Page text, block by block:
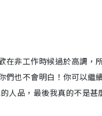
在非工作時候過於高調，
們也不會明白！你可以繼
人品，最後我真的不是甚